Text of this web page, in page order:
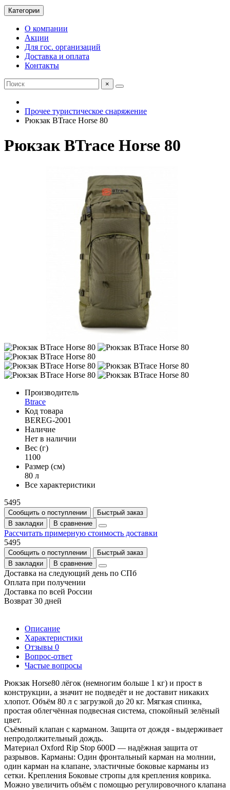
Категории
О компании
Акции
Для гос. организаций
Доставка и оплата
Контакты
×
Прочее туристическое снаряжение
Рюкзак BTrace Horse 80
Рюкзак BTrace Horse 80
Производитель
Btrace
Код товара
BEREG-2001
Наличие
Нет в наличии
Вес (г)
1100
Размер (см)
80 л
Все характеристики
5495
Сообщить о поступлении
Быстрый заказ
В закладки
В сравнение
Рассчитать примерную стоимость доставки
5495
Сообщить о поступлении
Быстрый заказ
В закладки
В сравнение
Доставка на следующий день по СПб
Оплата при получении
Доставка по всей России
Возврат 30 дней
Описание
Характеристики
Отзывы 0
Вопрос-ответ
Частые вопросы
Рюкзак Horse80 лёгок (немногим больше 1 кг) и прост в
конструкции, а значит не подведёт и не доставит никаких
хлопот. Объём 80 л с загрузкой до 20 кг. Мягкая спинка,
простая облегчённая подвесная система, спокойный зелёный
цвет.
Съёмный клапан с карманом. Защита от дождя - выдерживает
непродолжительный дождь.
Материал Oxford Rip Stop 600D — надёжная защита от
разрывов. Карманы: Один фронтальный карман на молнии,
один карман на клапане, эластичные боковые карманы из
сетки. Крепления Боковые стропы для крепления коврика.
Можно увеличить объём с помощью регулировочного клапана